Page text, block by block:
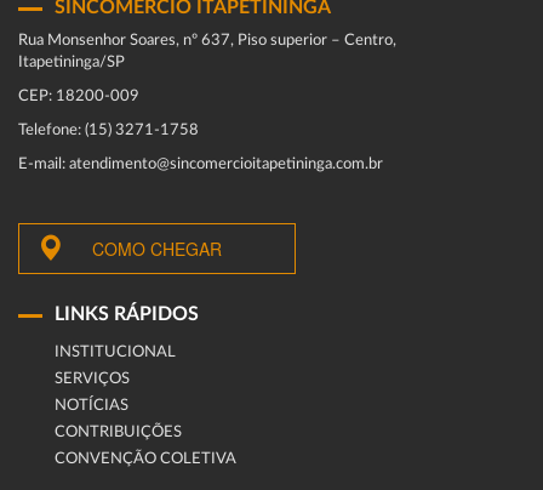
SINCOMERCIO ITAPETININGA
Rua Monsenhor Soares, nº 637, Piso superior – Centro,
Itapetininga/SP
CEP: 18200-009
Telefone: (15) 3271-1758
E-mail: atendimento@sincomercioitapetininga.com.br
COMO CHEGAR
LINKS RÁPIDOS
INSTITUCIONAL
SERVIÇOS
NOTÍCIAS
CONTRIBUIÇÕES
CONVENÇÃO COLETIVA